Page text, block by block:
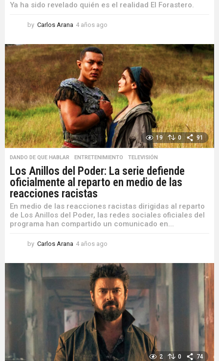
Ya ha sido revelado quién es el realidad El Forastero.
by Carlos Arana 4 años ago
ñ
s
g
o
19 0 91
DANDO DE QUE HABLAR ,ENTRETENIMIENTO ,TELEVISIÓN
Los Anillos del Poder: La serie defiende
oficialmente al reparto en medio de las
reacciones racistas
En medio de las reacciones racistas dirigidas al reparto
de Los Anillos del Poder, las redes sociales oficiales del
programa han compartido un comunicado en...
by Carlos Arana 4 años ago
ñ
o
s
a
g
o
2 0 74